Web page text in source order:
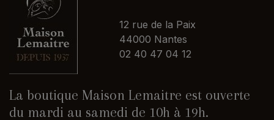
12 rue de la Paix
44000 Nantes
02 40 47 04 12
La boutique Maison Lemaitre est ouverte
du mardi au samedi de 10h à 19h.